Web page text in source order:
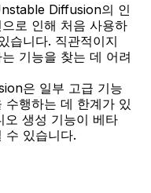
Diffusion의 인
로 인해 처음 사용하
습니다. 직관적이지
기능을 찾는 데 어려
은 일부 고급 기능
수행하는 데 한계가 있
생성 기능이 베타
수 있습니다.